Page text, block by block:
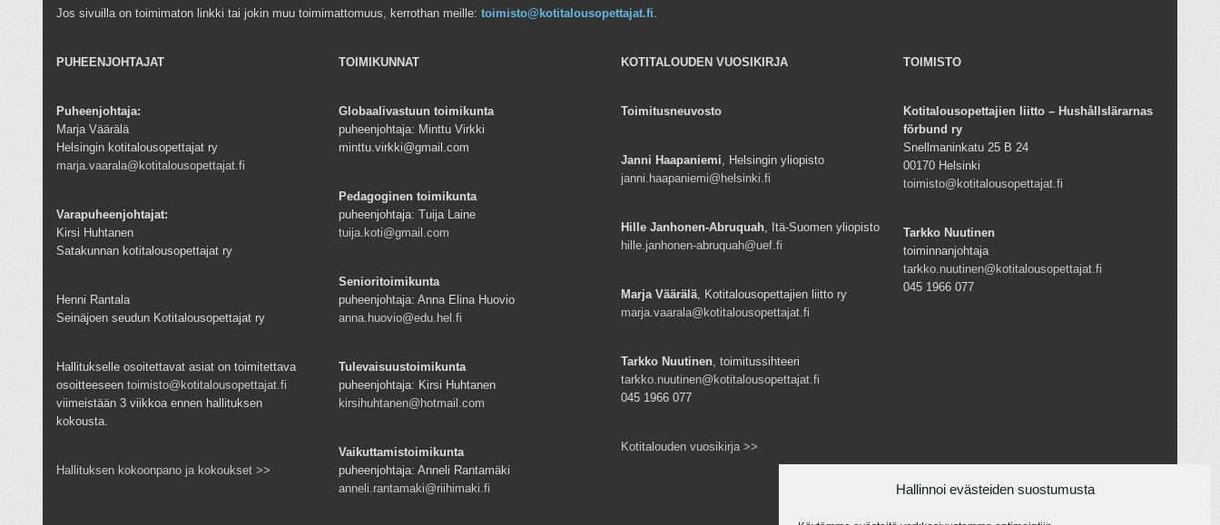
Hallinnoi evästeiden suostumusta
Jos sivuilla on toimimaton linkki tai jokin muu toimimattomuus, kerrothan meille: toimisto@kotitalousopettajat.fi
PUHEENJOHTAJAT
Puheenjohtaja:
Marja Väärälä
Helsingin kotitalousopettajat ry
marja.vaarala@kotitalousopettajat.fi
Varapuheenjohtajat:
Kirsi Huhtanen
Satakunnan kotitalousopettajat ry
Henni Rantala
Seinäjoen seudun Kotitalousopettajat ry
Hallitukselle osoitettavat asiat on toimitettava
osoitteeseentoimisto@kotitalousopettajat.fi
viimeistään 3 viikkoa ennen hallituksen
kokousta.
Hallituksen kokoonpano ja kokoukset >>
TOIMIKUNNAT
Globaalivastuun toimikunta
puheenjohtaja: Minttu Virkki
minttu.virkki@gmail.com
Pedagoginen toimikunta
puheenjohtaja: Tuija Laine
tuija.koti@gmail.com
Senioritoimikunta
puheenjohtaja: Anna Elina Huovio
anna.huovio@edu.hel.fi
Tulevaisuustoimikunta
puheenjohtaja: Kirsi Huhtanen
kirsihuhtanen@hotmail.com
Vaikuttamistoimikunta
puheenjohtaja: Anneli Rantamäki
anneli.rantamaki@riihimaki.fi
KOTITALOUDEN VUOSIKIRJA
Toimitusneuvosto
Janni Haapaniemi , Helsingin yliopisto
janni.haapaniemi@helsinki.fi
Hille Janhonen-Abruquah , Itä-Suomen yliopisto
hille.janhonen-abruquah@uef.fi
Marja Väärälä, Kotitalousopettajien liitto ry
marja.vaarala@kotitalousopettajat.fi
Tarkko Nuutinen, toimitussihteeri
tarkko.nuutinen@kotitalousopettajat.fi
045 1966 077
Kotitalouden vuosikirja >>
TOIMISTO
Kotitalousopettajien liitto – Hushållslärarnas
förbund ry
Snellmaninkatu 25 B 24
00170 Helsinki
toimisto@kotitalousopettajat.fi
Tarkko Nuutinen
toiminnanjohtaja
tarkko.nuutinen@kotitalousopettajat.fi
045 1966 077